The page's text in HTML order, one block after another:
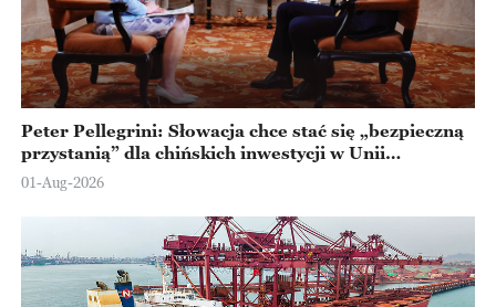
Peter Pellegrini: Słowacja chce stać się „bezpieczną
przystanią” dla chińskich inwestycji w Unii
Europejskiej
01-Aug-2026